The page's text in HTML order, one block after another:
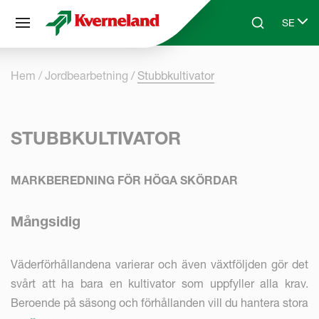
Skip to main contentSearchSE
Select
Hem Jordbearbetning Stubbkultivator
STUBBKULTIVATOR
MARKBEREDNING FÖR HÖGA SKÖRDAR
Mångsidig
Väderförhållandena varierar och även växtföljden gör det
svårt att ha bara en kultivator som uppfyller alla krav.
Beroende på säsong och förhållanden vill du hantera stora
Cookie- hanteringspanel